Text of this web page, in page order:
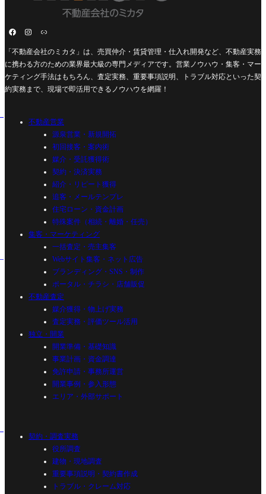
「不動産会社のミカタ」は、売買仲介・賃貸管理・仕入れ開発など、不動産実務
に携わる方のための業界最大級の専門メディアです。営業ノウハウ・集客・マー
ケティング手法はもちろん、査定実務、重要事項説明、トラブル対応といった契
約実務まで、現場で即活用できるノウハウを網羅！
不動産営業
源泉営業・新規開拓
初回接客・案内術
媒介・受託獲得術
契約・決済実務
紹介・リピート獲得
追客・メールテンプレ
住宅ローン・資金計画
特殊案件（相続・離婚・任売）
集客・マーケティング
一括査定・売主集客
Webサイト集客・ネット広告
ブランディング・SNS・制作
ポータル・チラシ・店舗販促
不動産査定
媒介獲得・物上げ実務
査定実務・評価ツール活用
独立・開業
開業準備・基礎知識
事業計画・資金調達
免許申請・事務所運営
開業事例・参入形態
エリア・外部サポート
契約・調査実務
役所調査
建物・現地調査
重要事項説明・契約書作成
トラブル・クレーム対応